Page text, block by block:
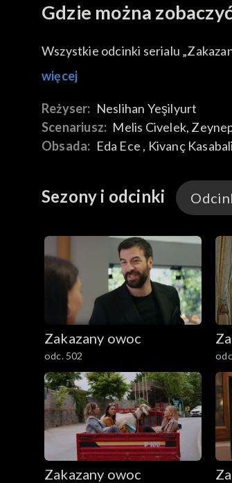
Gdzie można
Wszystkie odcinki serialu
więcej
Reżyser: Neslihan Yeşilyurt
Scenariusz: Melis Civelek,
Obsada: Eda Ece , Kivanç Kasabali
Sezony i odcinki
Zakazany owoc
odc. 502
Zakazany owoc